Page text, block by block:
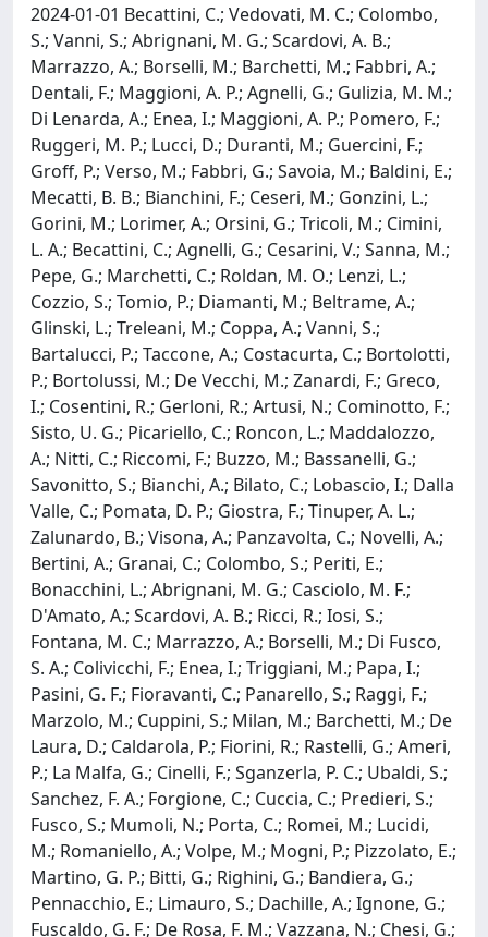
2024-01-01 Becattini, C.; Vedovati, M. C.; Colombo,
S.; Vanni, S.; Abrignani, M. G.; Scardovi, A. B.;
Marrazzo, A.; Borselli, M.; Barchetti, M.; Fabbri, A.;
Dentali, F.; Maggioni, A. P.; Agnelli, G.; Gulizia, M. M.;
Di Lenarda, A.; Enea, I.; Maggioni, A. P.; Pomero, F.;
Ruggeri, M. P.; Lucci, D.; Duranti, M.; Guercini, F.;
Groff, P.; Verso, M.; Fabbri, G.; Savoia, M.; Baldini, E.;
Mecatti, B. B.; Bianchini, F.; Ceseri, M.; Gonzini, L.;
Gorini, M.; Lorimer, A.; Orsini, G.; Tricoli, M.; Cimini,
L. A.; Becattini, C.; Agnelli, G.; Cesarini, V.; Sanna, M.;
Pepe, G.; Marchetti, C.; Roldan, M. O.; Lenzi, L.;
Cozzio, S.; Tomio, P.; Diamanti, M.; Beltrame, A.;
Glinski, L.; Treleani, M.; Coppa, A.; Vanni, S.;
Bartalucci, P.; Taccone, A.; Costacurta, C.; Bortolotti,
P.; Bortolussi, M.; De Vecchi, M.; Zanardi, F.; Greco,
I.; Cosentini, R.; Gerloni, R.; Artusi, N.; Cominotto, F.;
Sisto, U. G.; Picariello, C.; Roncon, L.; Maddalozzo,
A.; Nitti, C.; Riccomi, F.; Buzzo, M.; Bassanelli, G.;
Savonitto, S.; Bianchi, A.; Bilato, C.; Lobascio, I.; Dalla
Valle, C.; Pomata, D. P.; Giostra, F.; Tinuper, A. L.;
Zalunardo, B.; Visona, A.; Panzavolta, C.; Novelli, A.;
Bertini, A.; Granai, C.; Colombo, S.; Periti, E.;
Bonacchini, L.; Abrignani, M. G.; Casciolo, M. F.;
D'Amato, A.; Scardovi, A. B.; Ricci, R.; Iosi, S.;
Fontana, M. C.; Marrazzo, A.; Borselli, M.; Di Fusco,
S. A.; Colivicchi, F.; Enea, I.; Triggiani, M.; Papa, I.;
Pasini, G. F.; Fioravanti, C.; Panarello, S.; Raggi, F.;
Marzolo, M.; Cuppini, S.; Milan, M.; Barchetti, M.; De
Laura, D.; Caldarola, P.; Fiorini, R.; Rastelli, G.; Ameri,
P.; La Malfa, G.; Cinelli, F.; Sganzerla, P. C.; Ubaldi, S.;
Sanchez, F. A.; Forgione, C.; Cuccia, C.; Predieri, S.;
Fusco, S.; Mumoli, N.; Porta, C.; Romei, M.; Lucidi,
M.; Romaniello, A.; Volpe, M.; Mogni, P.; Pizzolato, E.;
Martino, G. P.; Bitti, G.; Righini, G.; Bandiera, G.;
Pennacchio, E.; Limauro, S.; Dachille, A.; Ignone, G.;
Fuscaldo, G. F.; De Rosa, F. M.; Vazzana, N.; Chesi, G.;